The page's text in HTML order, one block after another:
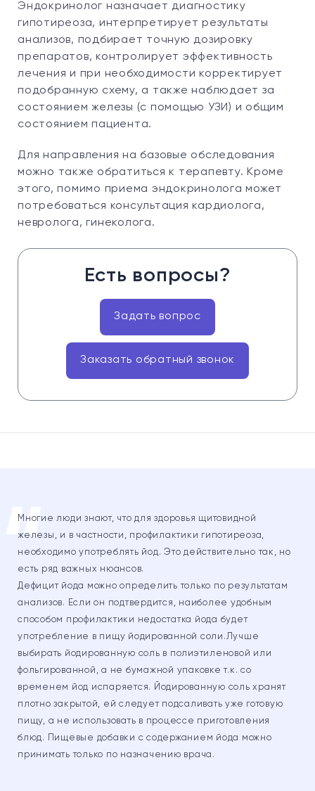
Эндокринолог назначает диагностику
гипотиреоза, интерпретирует результаты
анализов, подбирает точную дозировку
препаратов, контролирует эффективность
лечения и при необходимости корректирует
подобранную схему, а также наблюдает за
состоянием железы (с помощью УЗИ) и общим
состоянием пациента.
Для направления на базовые обследования
можно также обратиться к терапевту. Кроме
этого, помимо приема эндокринолога может
потребоваться консультация кардиолога,
невролога, гинеколога.
Есть вопросы?
Задать вопрос
Заказать обратный звонок
Многие люди знают, что для здоровья щитовидной
железы, и в частности, профилактики гипотиреоза,
необходимо употреблять йод. Это действительно так, но
есть ряд важных нюансов.
Дефицит йода можно определить только по результатам
анализов. Если он подтвердится, наиболее удобным
способом профилактики недостатка йода будет
употребление в пищу йодированной соли.Лучше
выбирать йодированную соль в полиэтиленовой или
фольгированной, а не бумажной упаковке т.к. со
временем йод испаряется. Йодированную соль хранят
плотно закрытой, ей следует подсаливать уже готовую
пищу, а не использовать в процессе приготовления
блюд. Пищевые добавки с содержанием йода можно
принимать только по назначению врача.